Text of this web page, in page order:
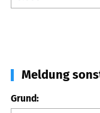
Meldung
Grund: